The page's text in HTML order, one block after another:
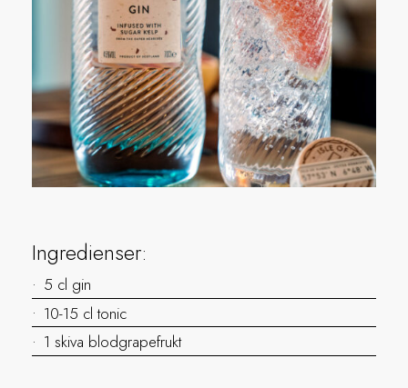
Ingredienser:
5 cl gin
10-15 cl tonic
1 skiva blodgrapefrukt